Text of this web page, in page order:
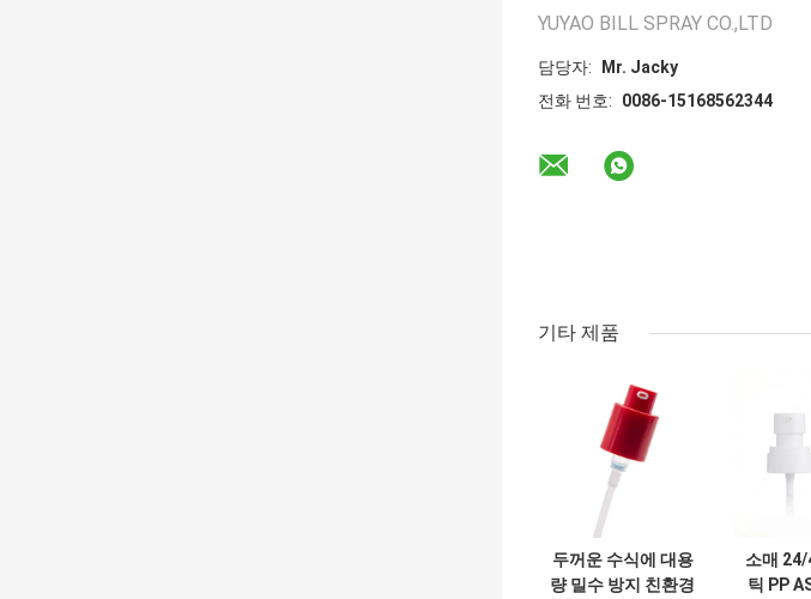
YUYAO BILL SPRAY CO.,LTD
담당자:
Mr. Jacky
전화 번호:
0086-15168562344
기타 제품
두꺼운 수식에 대용
량 밀수 방지 친환경
소매
틱 PP